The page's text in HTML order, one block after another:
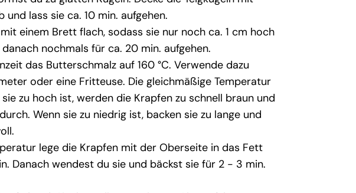
lass sie ca. 10 min. aufgehen.
einem Brett flach, sodass sie nur noch ca. 1 cm hoch
nochmals für ca. 20 min. aufgehen.
das Butterschmalz auf 160 °C. Verwende dazu
oder eine Fritteuse. Die gleichmäßige Temperatur
zu hoch ist, werden die Krapfen zu schnell braun und
Wenn sie zu niedrig ist, backen sie zu lange und
lege die Krapfen mit der Oberseite in das Fett
Danach wendest du sie und bäckst sie für 2 - 3 min.